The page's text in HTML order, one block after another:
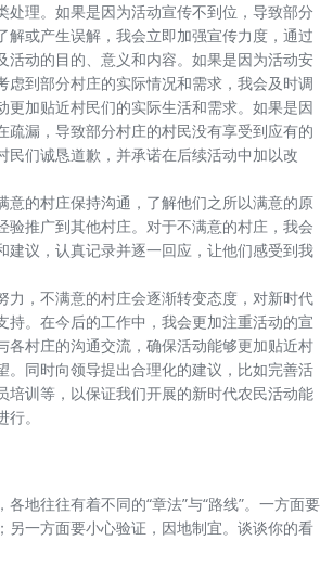
处理。如果是因为活动宣传不到位，导致部分
解或产生误解，我会立即加强宣传力度，通过
活动的目的、意义和内容。如果是因为活动安
虑到部分村庄的实际情况和需求，我会及时调
更加贴近村民们的实际生活和需求。如果是因
疏漏，导致部分村庄的村民没有享受到应有的
民们诚恳道歉，并承诺在后续活动中加以改
意的村庄保持沟通，了解他们之所以满意的原
验推广到其他村庄。对于不满意的村庄，我会
建议，认真记录并逐一回应，让他们感受到我
力，不满意的村庄会逐渐转变态度，对新时代
持。在今后的工作中，我会更加注重活动的宣
各村庄的沟通交流，确保活动能够更加贴近村
。同时向领导提出合理化的建议，比如完善活
培训等，以保证我们开展的新时代农民活动能
。
地往往有着不同的“章法”与“路线”。一方面要
另一方面要小心验证，因地制宜。谈谈你的看